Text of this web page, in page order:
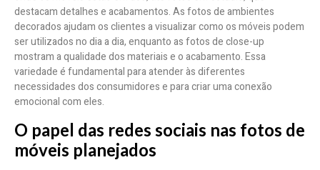
destacam detalhes e acabamentos. As fotos de ambientes
decorados ajudam os clientes a visualizar como os móveis podem
ser utilizados no dia a dia, enquanto as fotos de close-up
mostram a qualidade dos materiais e o acabamento. Essa
variedade é fundamental para atender às diferentes
necessidades dos consumidores e para criar uma conexão
emocional com eles.
O papel das redes sociais nas fotos de
móveis planejados